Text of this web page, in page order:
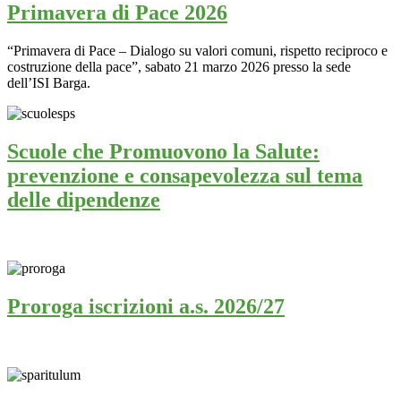
Primavera di Pace 2026
“Primavera di Pace – Dialogo su valori comuni, rispetto reciproco e
costruzione della pace”, sabato 21 marzo 2026 presso la sede
dell’ISI Barga.
Scuole che Promuovono la Salute:
prevenzione e consapevolezza sul tema
delle dipendenze
Proroga iscrizioni a.s. 2026/27